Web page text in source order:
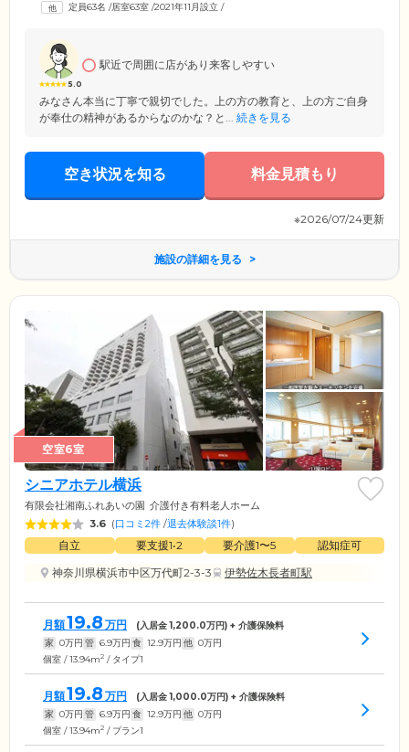
ご入居者様も安全にご移動いただけます。また、お部屋は5タイプの個室
定員63名 /居室63室 /2021年11月設立 /
5.0
駅近で周囲に店があり来客しやすい
みなさん本当に丁寧で親切でした。上の方の教育と、上の方ご自身
が奉仕の精神があるからなのかな？と... 続きを見る
空き状況を知る 料金見積もり
※2026/07/24更新
施設の詳細を見る
空室6室
シニアホテル横浜
有限会社湘南ふれあいの園 介護付き有料老人ホーム
3.6 (口コミ2件 /退去体験談1件)
自立 要支援1•2 要介護1〜5
認知症可
神奈川県横浜市中区万代町2-3-3
伊勢佐木長者町駅
月額19.8 万円 (入居金1,200.0万円) + 介護保険料
家 0万円 管 6.9万円 食 12.9万円 他 0万円
個室 / 13.94m2 / タイプ1
月額19.8 万円 (入居金1,000.0万円) + 介護保険料
家 0万円 管 6.9万円 食 12.9万円 他 0万円
個室 / 13.94m2 / プラン1